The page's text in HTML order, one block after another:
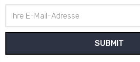
Mail-
Adresse